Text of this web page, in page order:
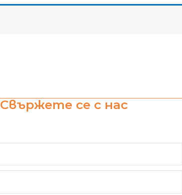
Свържете се с нас